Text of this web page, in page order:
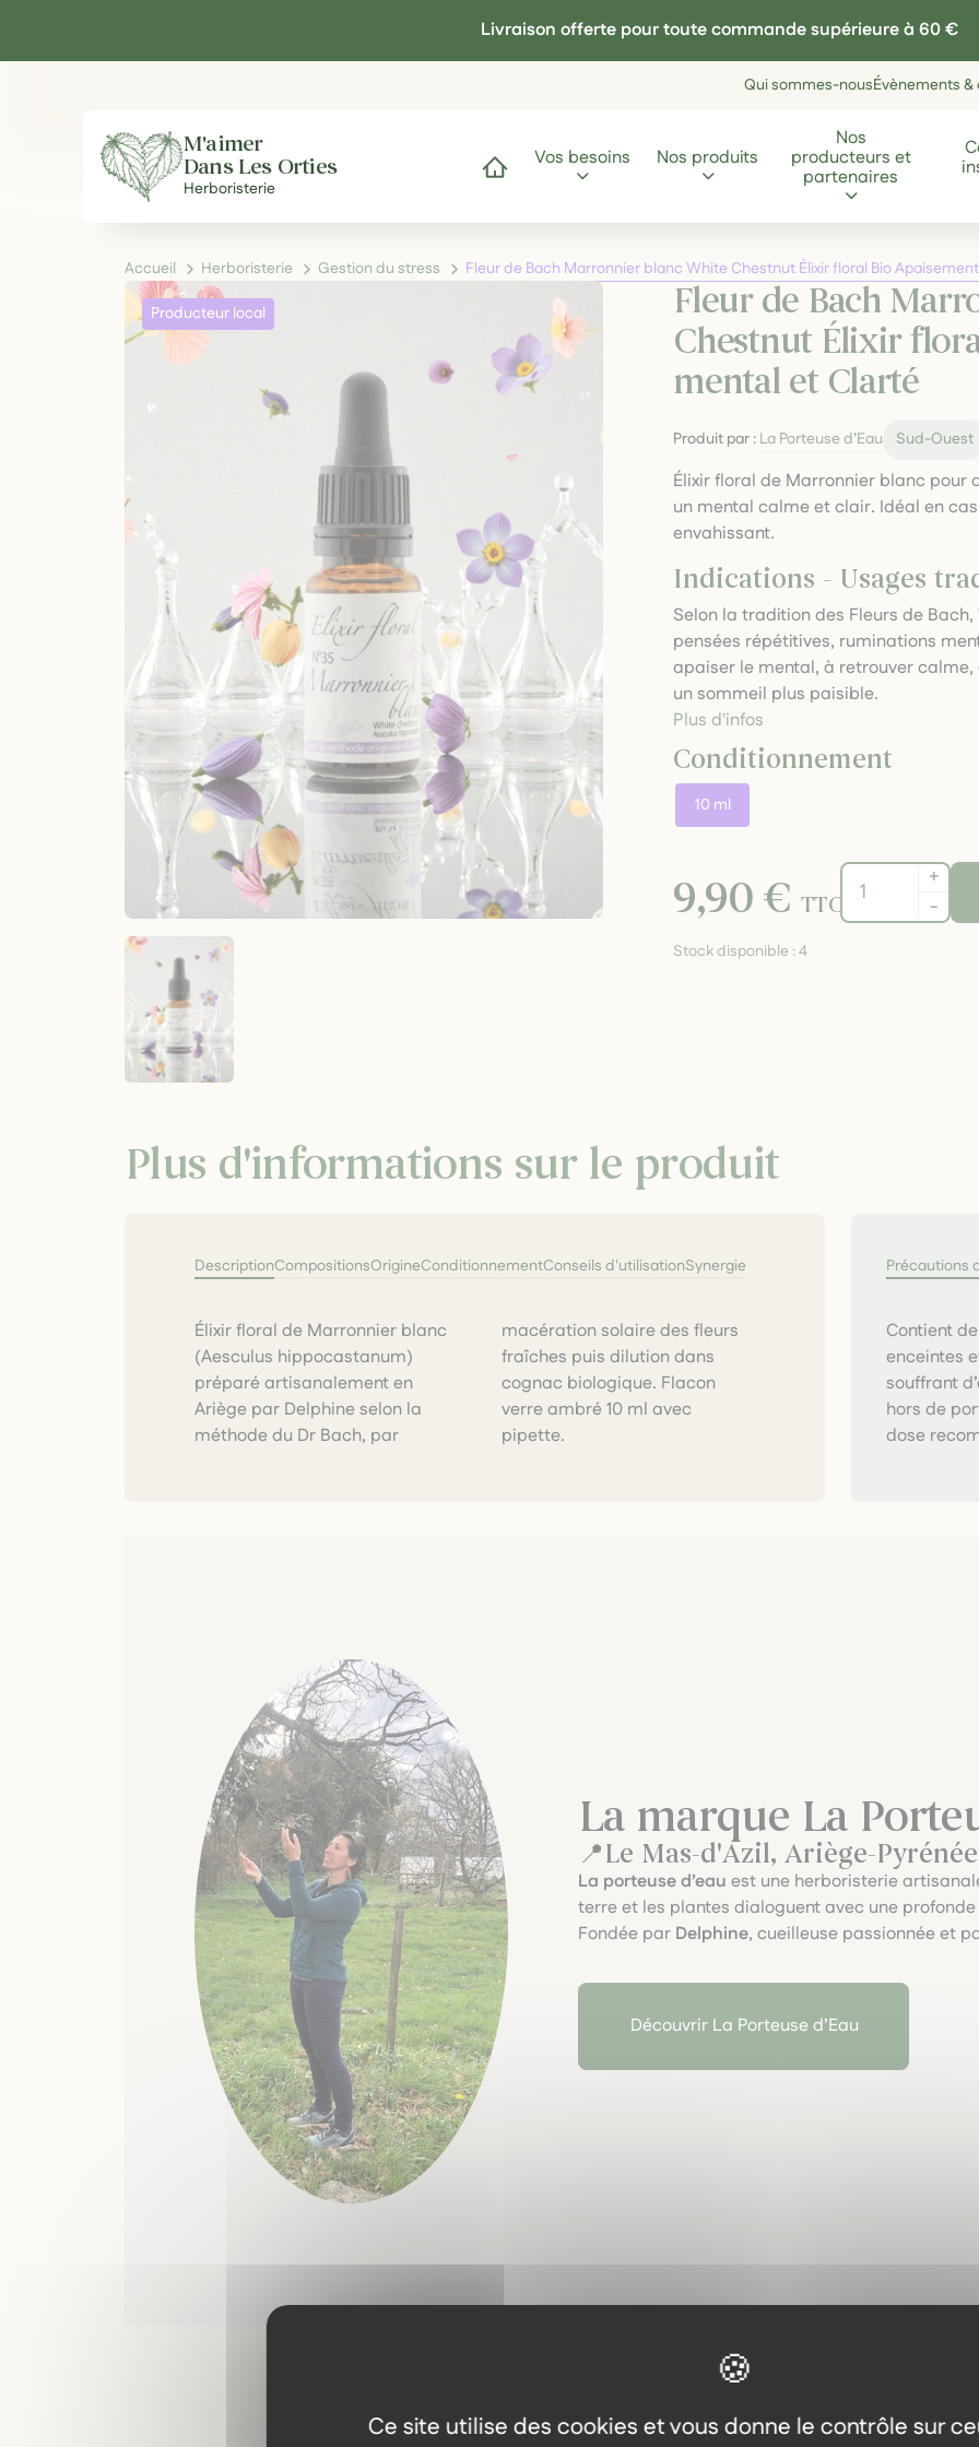
Ce site utilise des cookies et vous donne le contrôle sur
Livraison offerte pour toute commande supérieure à 60 €
Qui sommes-nousÉvènements &
M'aimer
Dans Les Orties
Herboristerie
Accueil
Vos besoins Nos produits
Nos
producteurs et
partenaires
Accueil Herboristerie Gestion du stress Fleur de Bach Marronnier blanc White Chestnut Élixir floral Bio
Fleur de Bach
Chestnut Élixir
mental et Clarté
Produit par : La Porteuse d’Eau Sud-Ouest
Élixir floral de Marronnier blanc
un mental calme et clair. Idéal en
envahissant.
Indications - Usages
Selon la tradition des Fleurs de
pensées répétitives, ruminations
apaiser le mental, à retrouver
un sommeil plus paisible.
Plus d'infos
Conditionnement
10 ml
9,90 €TTC
+
-
Stock disponible :4
Plus d'informations sur le produit
DescriptionCompositionsOrigineConditionnementConseils d'utilisationSynergie
Élixir floral de Marronnier blanc
(Aesculus hippocastanum)
préparé artisanalement en
Ariège par Delphine selon la
méthode du Dr Bach, par
macération solaire des fleurs
fraîches puis dilution dans
cognac biologique. Flacon
verre ambré 10 ml avec
pipette.
Précautions
Contient
enceintes
souffrant
hors de
dose
La marque La
Le Mas-d'Azil, Ariège-
La porteuse d’eau est une herboristerie
terre et les plantes dialoguent avec une
Fondée par Delphine, cueilleuse passionnée et
ÉLIXIRS FLORAUX selon la méthode du Dr Bach
Sa démarche est
ancrée, respectueuse, et
notre vision de l’herboristerie sensible.
Dans notre herboristerie, nous sommes heureux
Découvrir La Porteuse d’Eau